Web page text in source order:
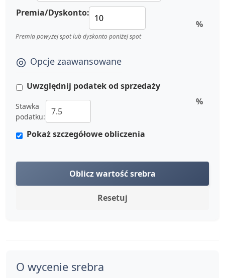
Premia/Dyskonto:
%
Premia powyżej spot lub dyskonto poniżej spot
Opcje zaawansowane
Uwzględnij podatek od sprzedaży
Stawka
podatku:
%
Pokaż szczegółowe obliczenia
Oblicz wartość srebra
Resetuj
O wycenie srebra